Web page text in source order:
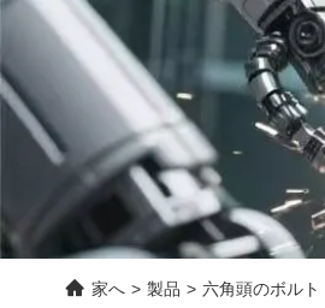
家へ > 製品 > 六角頭のボルト